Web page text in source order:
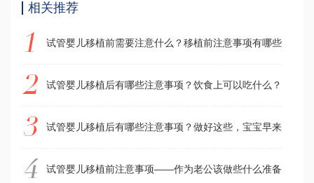
相关推荐
试管婴儿移植前需要注意什么？移植前注意事项有哪些？
试管婴儿移植后有哪些注意事项？饮食上可以吃什么？不能吃
试管婴儿移植后有哪些注意事项？做好这些，宝宝早来到
试管婴儿移植前注意事项——作为老公该做些什么准备？